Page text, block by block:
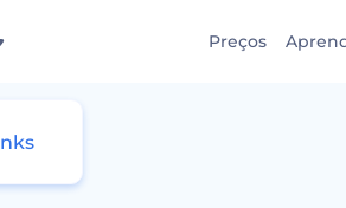
Preços